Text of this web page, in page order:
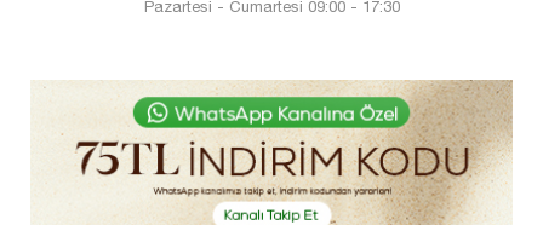
Pazartesi - Cumartesi 09:00 - 17:30